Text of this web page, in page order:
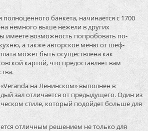
банкета, начинается с 1700
немного выше нежели в других
имеете возможность попробовать по-
а также авторское меню от шеф-
может быть осуществлена как
картой, что предоставляет вам
на Ленинском» выполнен в
зал отличается от предыдущего. Один из
стиле, который подойдет больше для
отличным решением не только для